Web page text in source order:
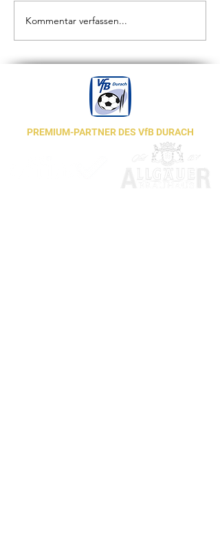
Jahreshauptversammlung
Förderverein
Kommentar verfassen...
PREMIUM-PARTNER DES VfB DURACH